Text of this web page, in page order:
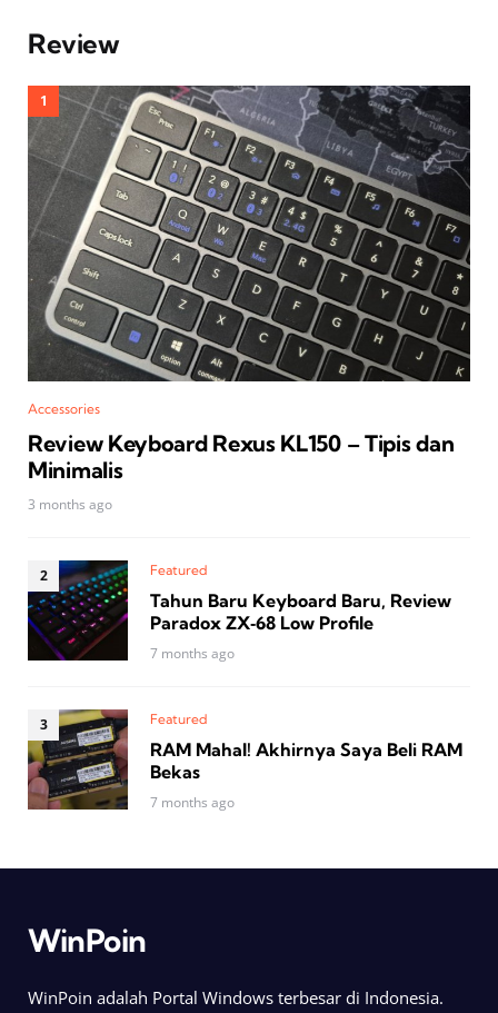
Review
Accessories
Review Keyboard Rexus KL150 – Tipis dan
Minimalis
3 months ago
Featured
Tahun Baru Keyboard Baru, Review
Paradox ZX‑68 Low Profile
7 months ago
Featured
RAM Mahal! Akhirnya Saya Beli RAM
Bekas
7 months ago
WinPoin
WinPoin adalah Portal Windows terbesar di Indonesia.